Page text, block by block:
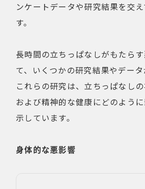
ンケートデータや研究結果を交
す。
長時間の立ちっぱなしがもたら
て、いくつかの研究結果やデータ
これらの研究は、立ちっぱなし
および精神的な健康にどのよう
示しています。
身体的な悪影響